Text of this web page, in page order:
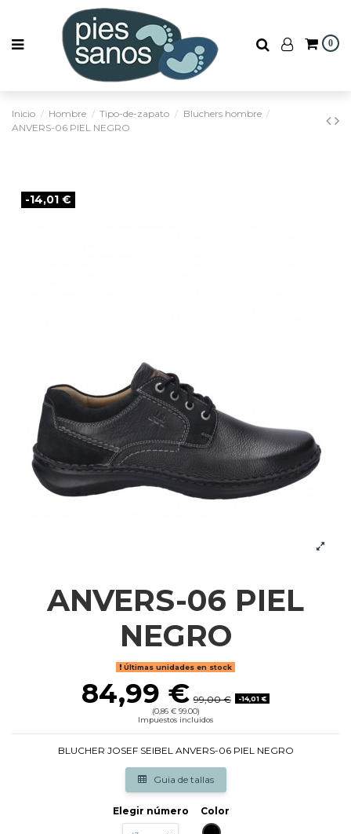
0
Inicio Hombre Tipo-de-zapato
Bluchers hombre
ANVERS-06 PIEL NEGRO
-14,01 €
ANVERS-06 PIEL
NEGRO
Últimas unidades en stock
84,99 € 99,00 €
-14,01 €
(0,86 € 99.00)
Impuestos incluidos
BLUCHER JOSEF SEIBEL ANVERS-06 PIEL NEGRO
Guia de tallas
Elegir número
Color
NEGRO